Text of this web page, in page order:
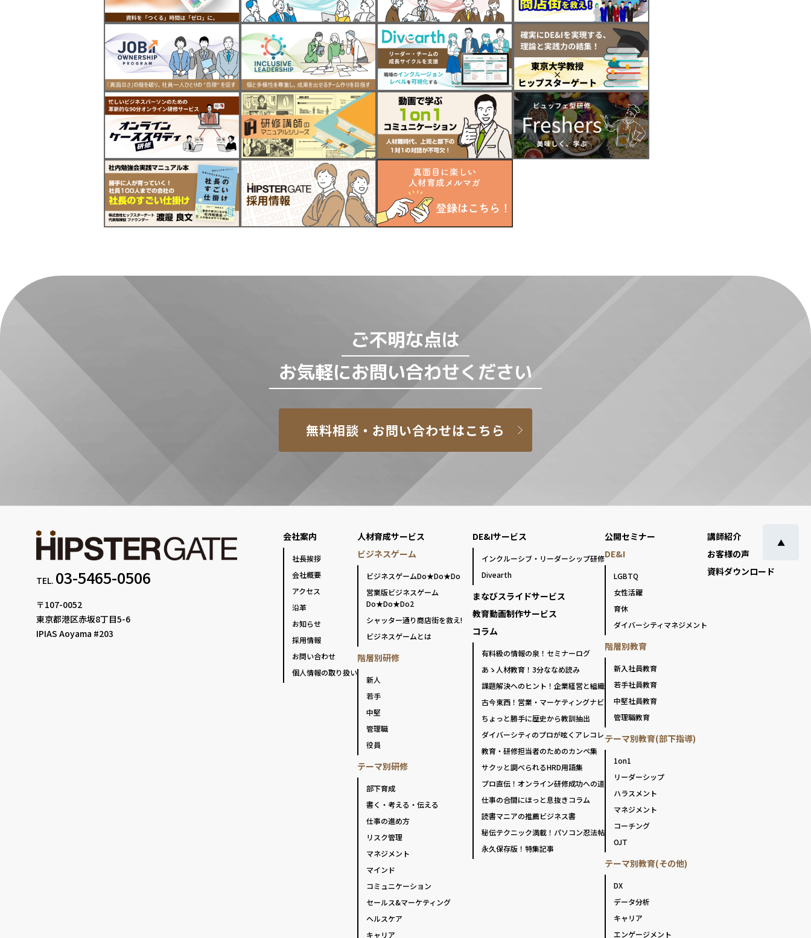
▲
ご不明な点は
お気軽にお問い合わせください
無料相談・お問い合わせはこちら
TEL. 03-5465-0506
〒107-0052
東京都港区赤坂8丁目5-6
IPIAS Aoyama #203
会社案内
社長挨拶
会社概要
アクセス
沿革
お知らせ
採用情報
お問い合わせ
個人情報の取り扱い
人材育成サービス
ビジネスゲーム
ビジネスゲームDo★Do★Do
営業版ビジネスゲーム
Do★Do★Do2
シャッター通り商店街を救え!
ビジネスゲームとは
階層別研修
新人
若手
中堅
管理職
役員
テーマ別研修
部下育成
書く・考える・伝える
仕事の進め方
リスク管理
マネジメント
マインド
コミュニケーション
セールス&マーケティング
ヘルスケア
キャリア
DE&Iサービス
インクルーシブ・リーダーシップ研修
Divearth
まなびスライドサービス
教育動画制作サービス
コラム
有料級の情報の泉！セミナーログ
あゝ人材教育！3分ななめ読み
課題解決へのヒント！企業経営と組織
古今東西！営業・マーケティングナビ
ちょっと勝手に歴史から教訓抽出
ダイバーシティのプロが呟くアレコレ
教育・研修担当者のためのカンペ集
サクッと調べられるHRD用語集
プロ直伝！オンライン研修成功への道
仕事の合間にほっと息抜きコラム
読書マニアの推薦ビジネス書
秘伝テクニック満載！パソコン忍法帖
永久保存版！特集記事
公開セミナー
DE&I
LGBTQ
女性活躍
育休
ダイバーシティマネジメント
階層別教育
新入社員教育
若手社員教育
中堅社員教育
管理職教育
テーマ別教育(部下指導)
1on1
リーダーシップ
ハラスメント
マネジメント
コーチング
OJT
テーマ別教育(その他)
DX
データ分析
キャリア
エンゲージメント
講師紹介
お客様の声
資料ダウンロード